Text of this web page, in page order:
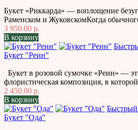
Букет «Риккарда» — воплощение
Раменском и ЖуковскомКогда
3 950.00 р.
В корзину
Букет "Реин"
Букет в розовой сумочке «Реин» —
флористическая композиция, в
2 450.00 р.
В корзину
Букет "Ода"